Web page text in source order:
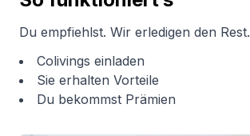
Du empfiehlst. Wir erledigen den Rest.
Colivings einladen
Sie erhalten Vorteile
Du bekommst Prämien